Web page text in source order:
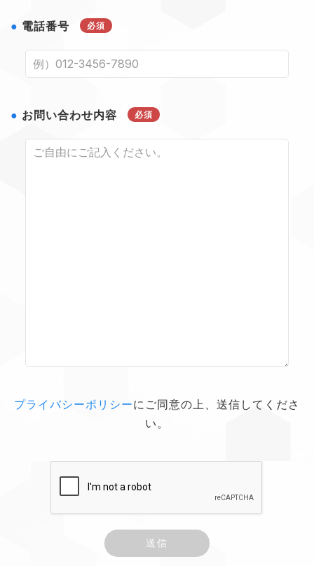
電話番号 必須
お問い合わせ内容 必須
プライバシーポリシーにご同意の上、送信してくださ
い。
送信